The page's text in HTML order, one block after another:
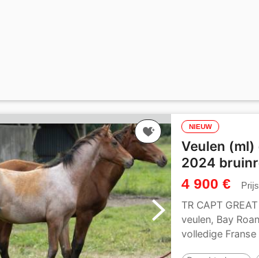
NIEUW
Veulen
2024
4 900 €
TR CAPT
veulen, Bay
volledige